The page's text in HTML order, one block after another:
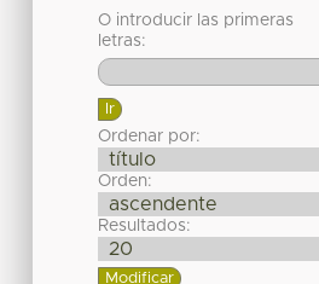
O introducir las primeras
letras:
Ordenar por:
Orden:
Resultados: